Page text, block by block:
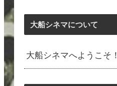
大船シネマについて
大船シネマへようこそ！